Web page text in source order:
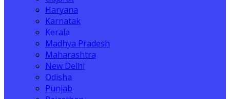
Haryana
Karnatak
Kerala
Madhya Pradesh
Maharashtra
New Delhi
Odisha
Punjab